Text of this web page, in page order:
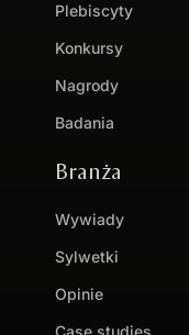
Plebiscyty
Konkursy
Nagrody
Badania
Branża
Wywiady
Sylwetki
Opinie